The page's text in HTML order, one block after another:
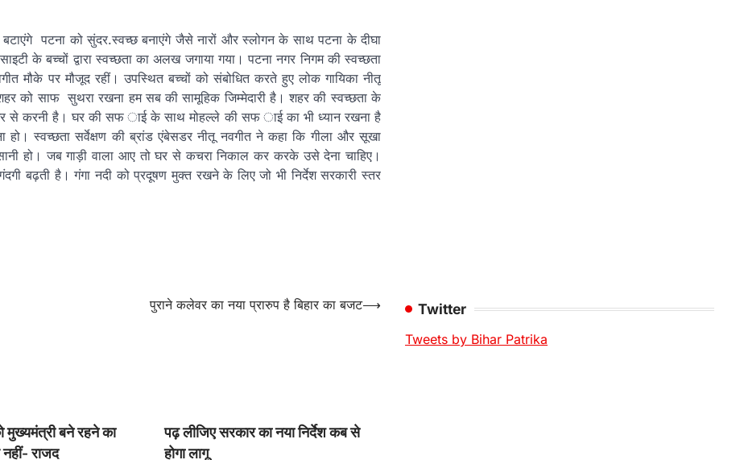
पटना को सुंदर.स्वच्छ बनाएंगे जैसे नारों और स्लोगन के साथ पटना के दीघा
के बच्चों द्वारा स्वच्छता का अलख जगाया गया। पटना नगर निगम की स्वच्छता
मौके पर मौजूद रहीं। उपस्थित बच्चों को संबोधित करते हुए लोक गायिका नीतू
को साफ सुथरा रखना हम सब की सामूहिक जिम्मेदारी है। शहर की स्वच्छता के
से करनी है। घर की सफ ाई के साथ मोहल्ले की सफ ाई का भी ध्यान रखना है
स्वच्छता सर्वेक्षण की ब्रांड एंबेसडर नीतू नवगीत ने कहा कि गीला और सूखा
हो। जब गाड़ी वाला आए तो घर से कचरा निकाल कर करके उसे देना चाहिए।
बढ़ती है। गंगा नदी को प्रदूषण मुक्त रखने के लिए जो भी निर्देश सरकारी स्तर
पुराने कलेवर का नया प्रारुप है बिहार का बजट⟶
मुख्यमंत्री बने रहने का
राजद
पढ़ लीजिए सरकार का नया निर्देश कब से
होगा लागू
Twitter
Tweets by Bihar Patrika